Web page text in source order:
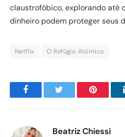
claustrofóbico, explorando até
dinheiro podem proteger seus
Netflix O Refúgio Atômico
Facebook
Beatriz Chiessi